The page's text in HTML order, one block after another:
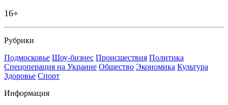
16+
Рубрики
Подмосковье Шоу-бизнес Происшествия Политика
Спецоперация на Украине Общество Экономика Культура
Здоровье Спорт
Информация